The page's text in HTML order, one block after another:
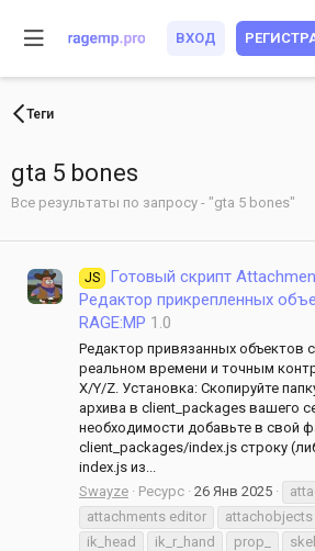
ВХОД
Теги
gta 5 bones
Все результаты по запросу - "gta 5 bones"
JS
Готовый скрипт
Редактор прикрепленных
RAGE:MP 1.0
Редактор привязанных объектов
реальном времени и точным
X/Y/Z. Установка: Скопируйте
архива в client_packages вашего
необходимости добавьте в свой
client_packages/index.js строку
index.js из...
Swayze
Ресурс 26 Янв 2025
attachments editor
attachobjects
ik_head
ik_r_hand prop_